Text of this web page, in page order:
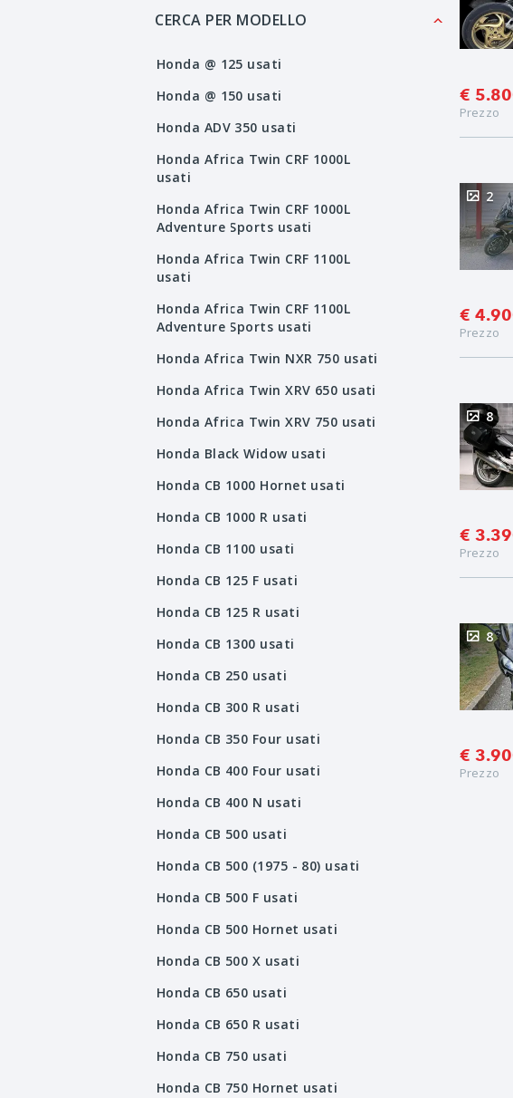
€
Prezzo
2
€
Prezzo
8
€
Prezzo
8
€
Prezzo
CERCA PER MODELLO
Honda @ 125 usati
Honda @ 150 usati
Honda ADV 350 usati
Honda Africa Twin CRF 1000L
usati
Honda Africa Twin CRF 1000L
Adventure Sports usati
Honda Africa Twin CRF 1100L
usati
Honda Africa Twin CRF 1100L
Adventure Sports usati
Honda Africa Twin NXR 750 usati
Honda Africa Twin XRV 650 usati
Honda Africa Twin XRV 750 usati
Honda Black Widow usati
Honda CB 1000 Hornet usati
Honda CB 1000 R usati
Honda CB 1100 usati
Honda CB 125 F usati
Honda CB 125 R usati
Honda CB 1300 usati
Honda CB 250 usati
Honda CB 300 R usati
Honda CB 350 Four usati
Honda CB 400 Four usati
Honda CB 400 N usati
Honda CB 500 usati
Honda CB 500 (1975 - 80) usati
Honda CB 500 F usati
Honda CB 500 Hornet usati
Honda CB 500 X usati
Honda CB 650 usati
Honda CB 650 R usati
Honda CB 750 usati
Honda CB 750 Hornet usati